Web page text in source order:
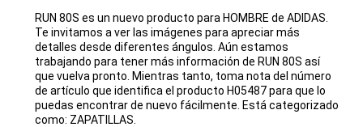
RUN 80S es un nuevo producto para HOMBRE de ADIDAS.
Te invitamos a ver las imágenes para apreciar más
detalles desde diferentes ángulos. Aún estamos
trabajando para tener más información de RUN 80S así
que vuelva pronto. Mientras tanto, toma nota del número
de artículo que identifica el producto H05487 para que lo
puedas encontrar de nuevo fácilmente. Está categorizado
como: ZAPATILLAS.